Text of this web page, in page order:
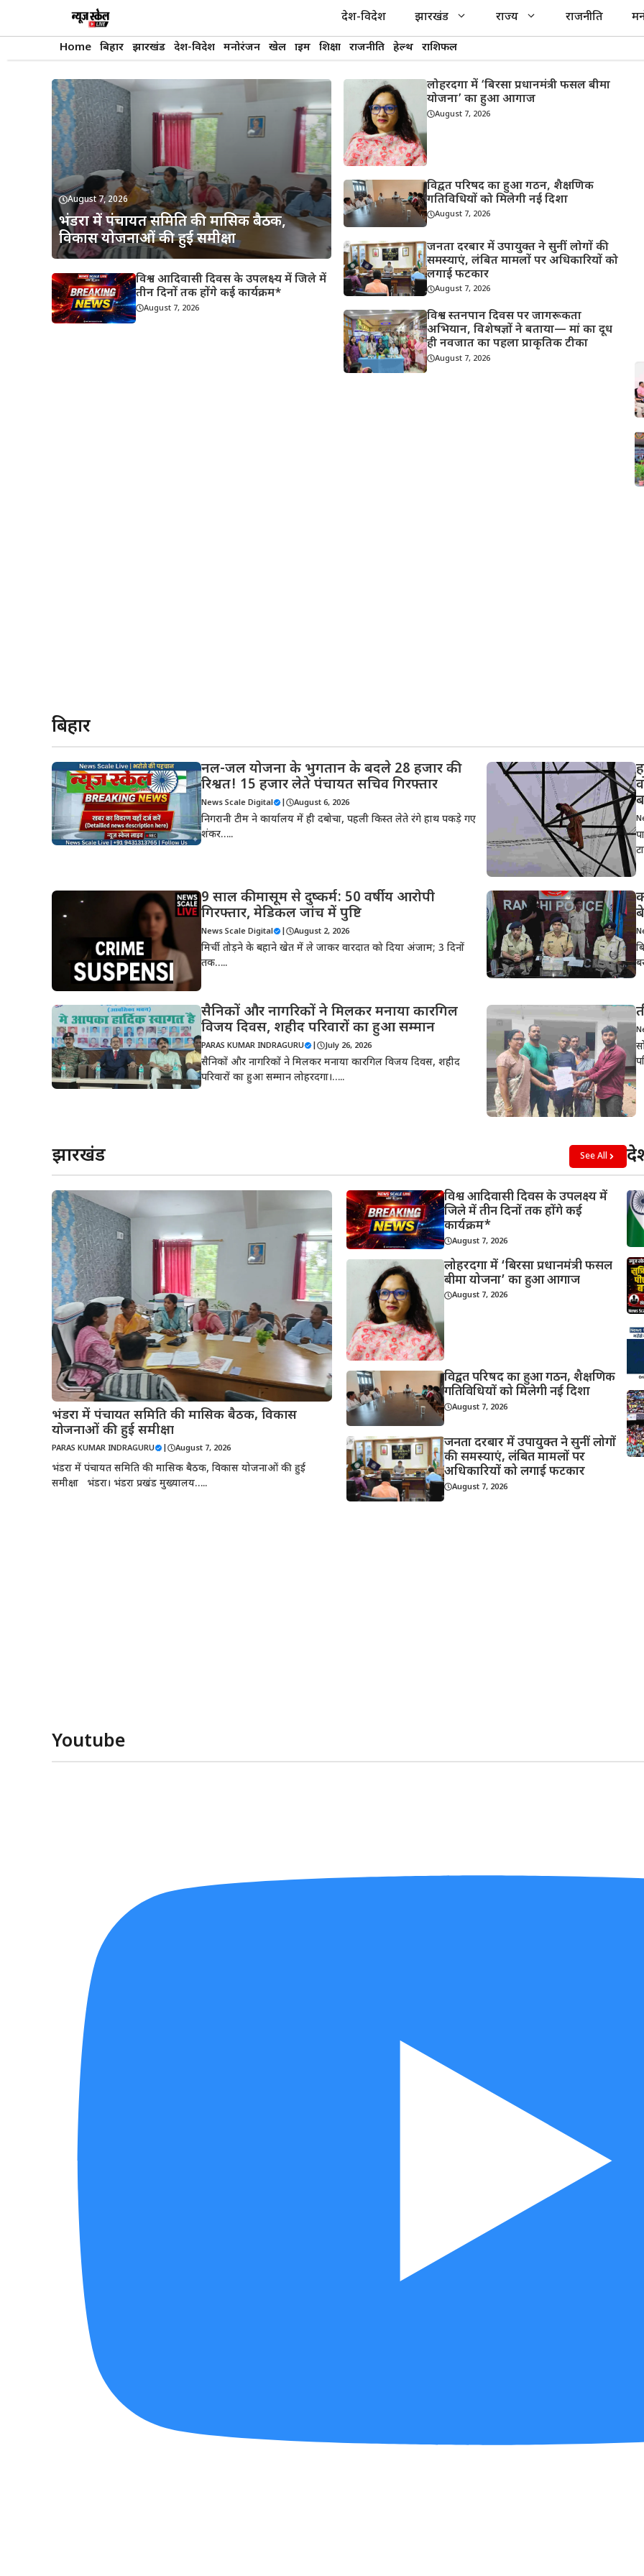
देश-विदेश झारखंड राज्य राजनीति
Home बिहार झारखंड देश-विदेश मनोरंजन खेल क्राइम शिक्षा राजनीति हेल्थ राशिफल
August 7, 2026
भंडरा में पंचायत समिति की मासिक बैठक,
विकास योजनाओं की हुई समीक्षा
विश्व आदिवासी दिवस के उपलक्ष्य में जिले में
तीन दिनों तक होंगे कई कार्यक्रम*
August 7, 2026
लोहरदगा में ‘बिरसा प्रधानमंत्री फसल बीमा
योजना’ का हुआ आगाज
August 7, 2026
विद्वत परिषद का हुआ गठन, शैक्षणिक
गतिविधियों को मिलेगी नई दिशा
August 7, 2026
जनता दरबार में उपायुक्त ने सुनीं लोगों की
समस्याएं, लंबित मामलों पर अधिकारियों को
लगाई फटकार
August 7, 2026
विश्व स्तनपान दिवस पर जागरूकता
अभियान, विशेषज्ञों ने बताया— मां का दूध
ही नवजात का पहला प्राकृतिक टीका
August 7, 2026
बिहार
नल-जल योजना के भुगतान के बदले 28 हजार की
रिश्वत! 15 हजार लेते पंचायत सचिव गिरफ्तार
News Scale Digital | August 6, 2026
निगरानी टीम ने कार्यालय में ही दबोचा, पहली किस्त लेते रंगे हाथ पकड़े गए
शंकर…..
9 साल की मासूम से दुष्कर्म: 50 वर्षीय आरोपी
गिरफ्तार, मेडिकल जांच में पुष्टि
News Scale Digital | August 2, 2026
मिर्ची तोड़ने के बहाने खेत में ले जाकर वारदात को दिया अंजाम; 3 दिनों
तक…..
सैनिकों और नागरिकों ने मिलकर मनाया कारगिल
विजय दिवस, शहीद परिवारों का हुआ सम्मान
PARAS KUMAR INDRAGURU | July 26, 2026
सैनिकों और नागरिकों ने मिलकर मनाया कारगिल विजय दिवस, शहीद
परिवारों का हुआ सम्मान लोहरदगा।…..
झारखंड See All
भंडरा में पंचायत समिति की मासिक बैठक, विकास
योजनाओं की हुई समीक्षा
PARAS KUMAR INDRAGURU August 7, 2026
भंडरा में पंचायत समिति की मासिक बैठक, विकास योजनाओं की हुई
समीक्षा भंडरा। भंडरा प्रखंड मुख्यालय…..
विश्व आदिवासी दिवस के उपलक्ष्य में
जिले में तीन दिनों तक होंगे कई
कार्यक्रम*
August 7, 2026
लोहरदगा में ‘बिरसा प्रधानमंत्री फसल
बीमा योजना’ का हुआ आगाज
August 7, 2026
विद्वत परिषद का हुआ गठन, शैक्षणिक
गतिविधियों को मिलेगी नई दिशा
August 7, 2026
जनता दरबार में उपायुक्त ने सुनीं लोगों
की समस्याएं, लंबित मामलों पर
अधिकारियों को लगाई फटकार
August 7, 2026
Youtube